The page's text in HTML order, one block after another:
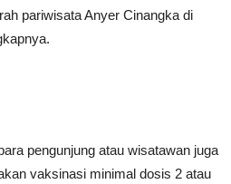
pariwisata Anyer Cinangka di
pengunjung atau wisatawan juga
vaksinasi minimal dosis 2 atau